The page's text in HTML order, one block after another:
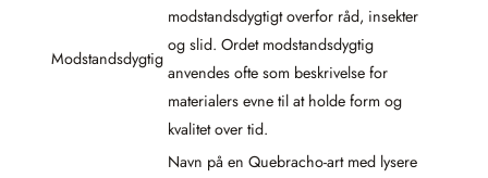
Modstandsdygtig
modstandsdygtigt overfor råd, insekter
og slid. Ordet modstandsdygtig
anvendes ofte som beskrivelse for
materialers evne til at holde form og
kvalitet over tid.
Navn på en Quebracho-art med lysere